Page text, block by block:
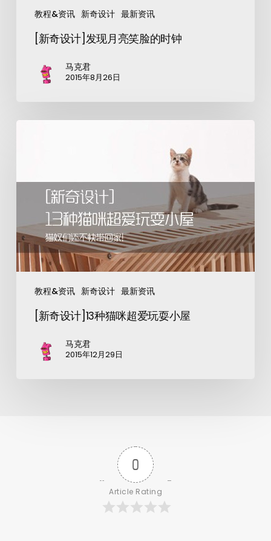
教程&资讯 新奇设计 最新资讯
[新奇设计]发现月亮笑脸的时钟
马克君
2015年8月26日
教程&资讯 新奇设计 最新资讯
[新奇设计]13种猫咪超爱玩耍小屋
马克君
2015年12月29日
0
Article Rating